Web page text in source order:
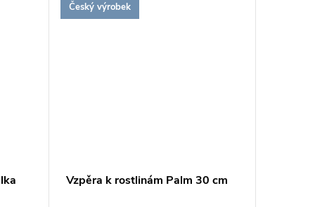
Český výrobek
Vzpěra k rostlinám Palm 30 cm